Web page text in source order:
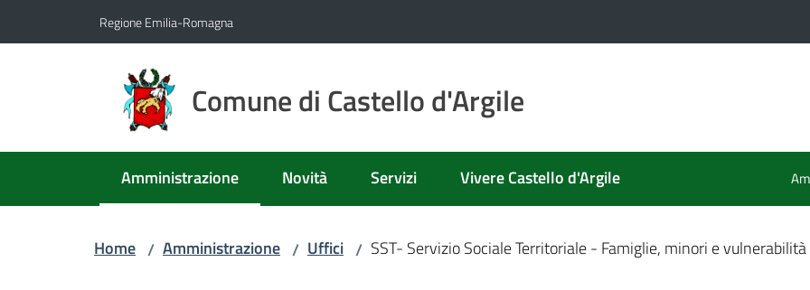
Regione Emilia-Romagna
Comune di Castello d'Argile
Amministrazione
Menu selezionato Novità Servizi Vivere Castello d'Argile
Home / Amministrazione / Uffici / SST- Servizio Sociale Territoriale - Famiglie, minori e